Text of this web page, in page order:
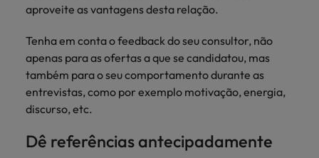
aproveite as vantagens desta relação.
Tenha em conta o feedback do seu consultor, não
apenas para as ofertas a que se candidatou, mas
também para o seu comportamento durante as
entrevistas, como por exemplo motivação, energia,
discurso, etc.
Dê referências antecipadamente